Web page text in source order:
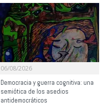
06/08/2026
Democracia y guerra cognitiva: una
semiótica de los asedios
antidemocráticos